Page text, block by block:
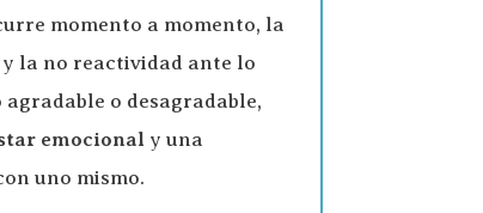
momento a momento, la
la no reactividad ante lo
agradable o desagradable,
emocional y una
uno mismo.